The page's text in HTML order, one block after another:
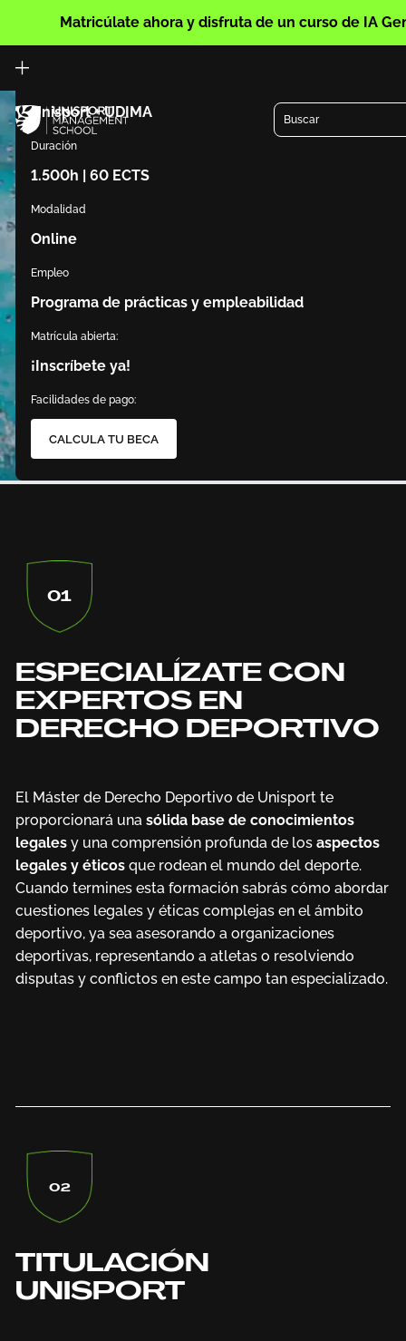
Matricúlate ahora y disfruta de un curso de IA
Buscar
Conviértete en un especialista en la ley del deporte.
Unisport + UDIMA
Duración
1.500h | 60 ECTS
Modalidad
Online
Empleo
Programa de prácticas y empleabilidad
Matrícula abierta:
¡Inscríbete ya!
Facilidades de pago:
CALCULA TU BECA
01
ESPECIALÍZATE CON
EXPERTOS EN
DERECHO DEPORTIVO
El Máster de Derecho Deportivo de Unisport te
proporcionará unasólida base de conocimientos
legalesy una comprensión profunda de los aspectos
legales y éticosque rodean el mundo del deporte.
Cuando termines esta formación sabrás cómo abordar
cuestiones legales y éticas complejas en el ámbito
deportivo, ya sea asesorando a organizaciones
deportivas, representando a atletas o resolviendo
disputas y conflictos en este campo tan especializado.
02
TITULACIÓN
UNISPORT